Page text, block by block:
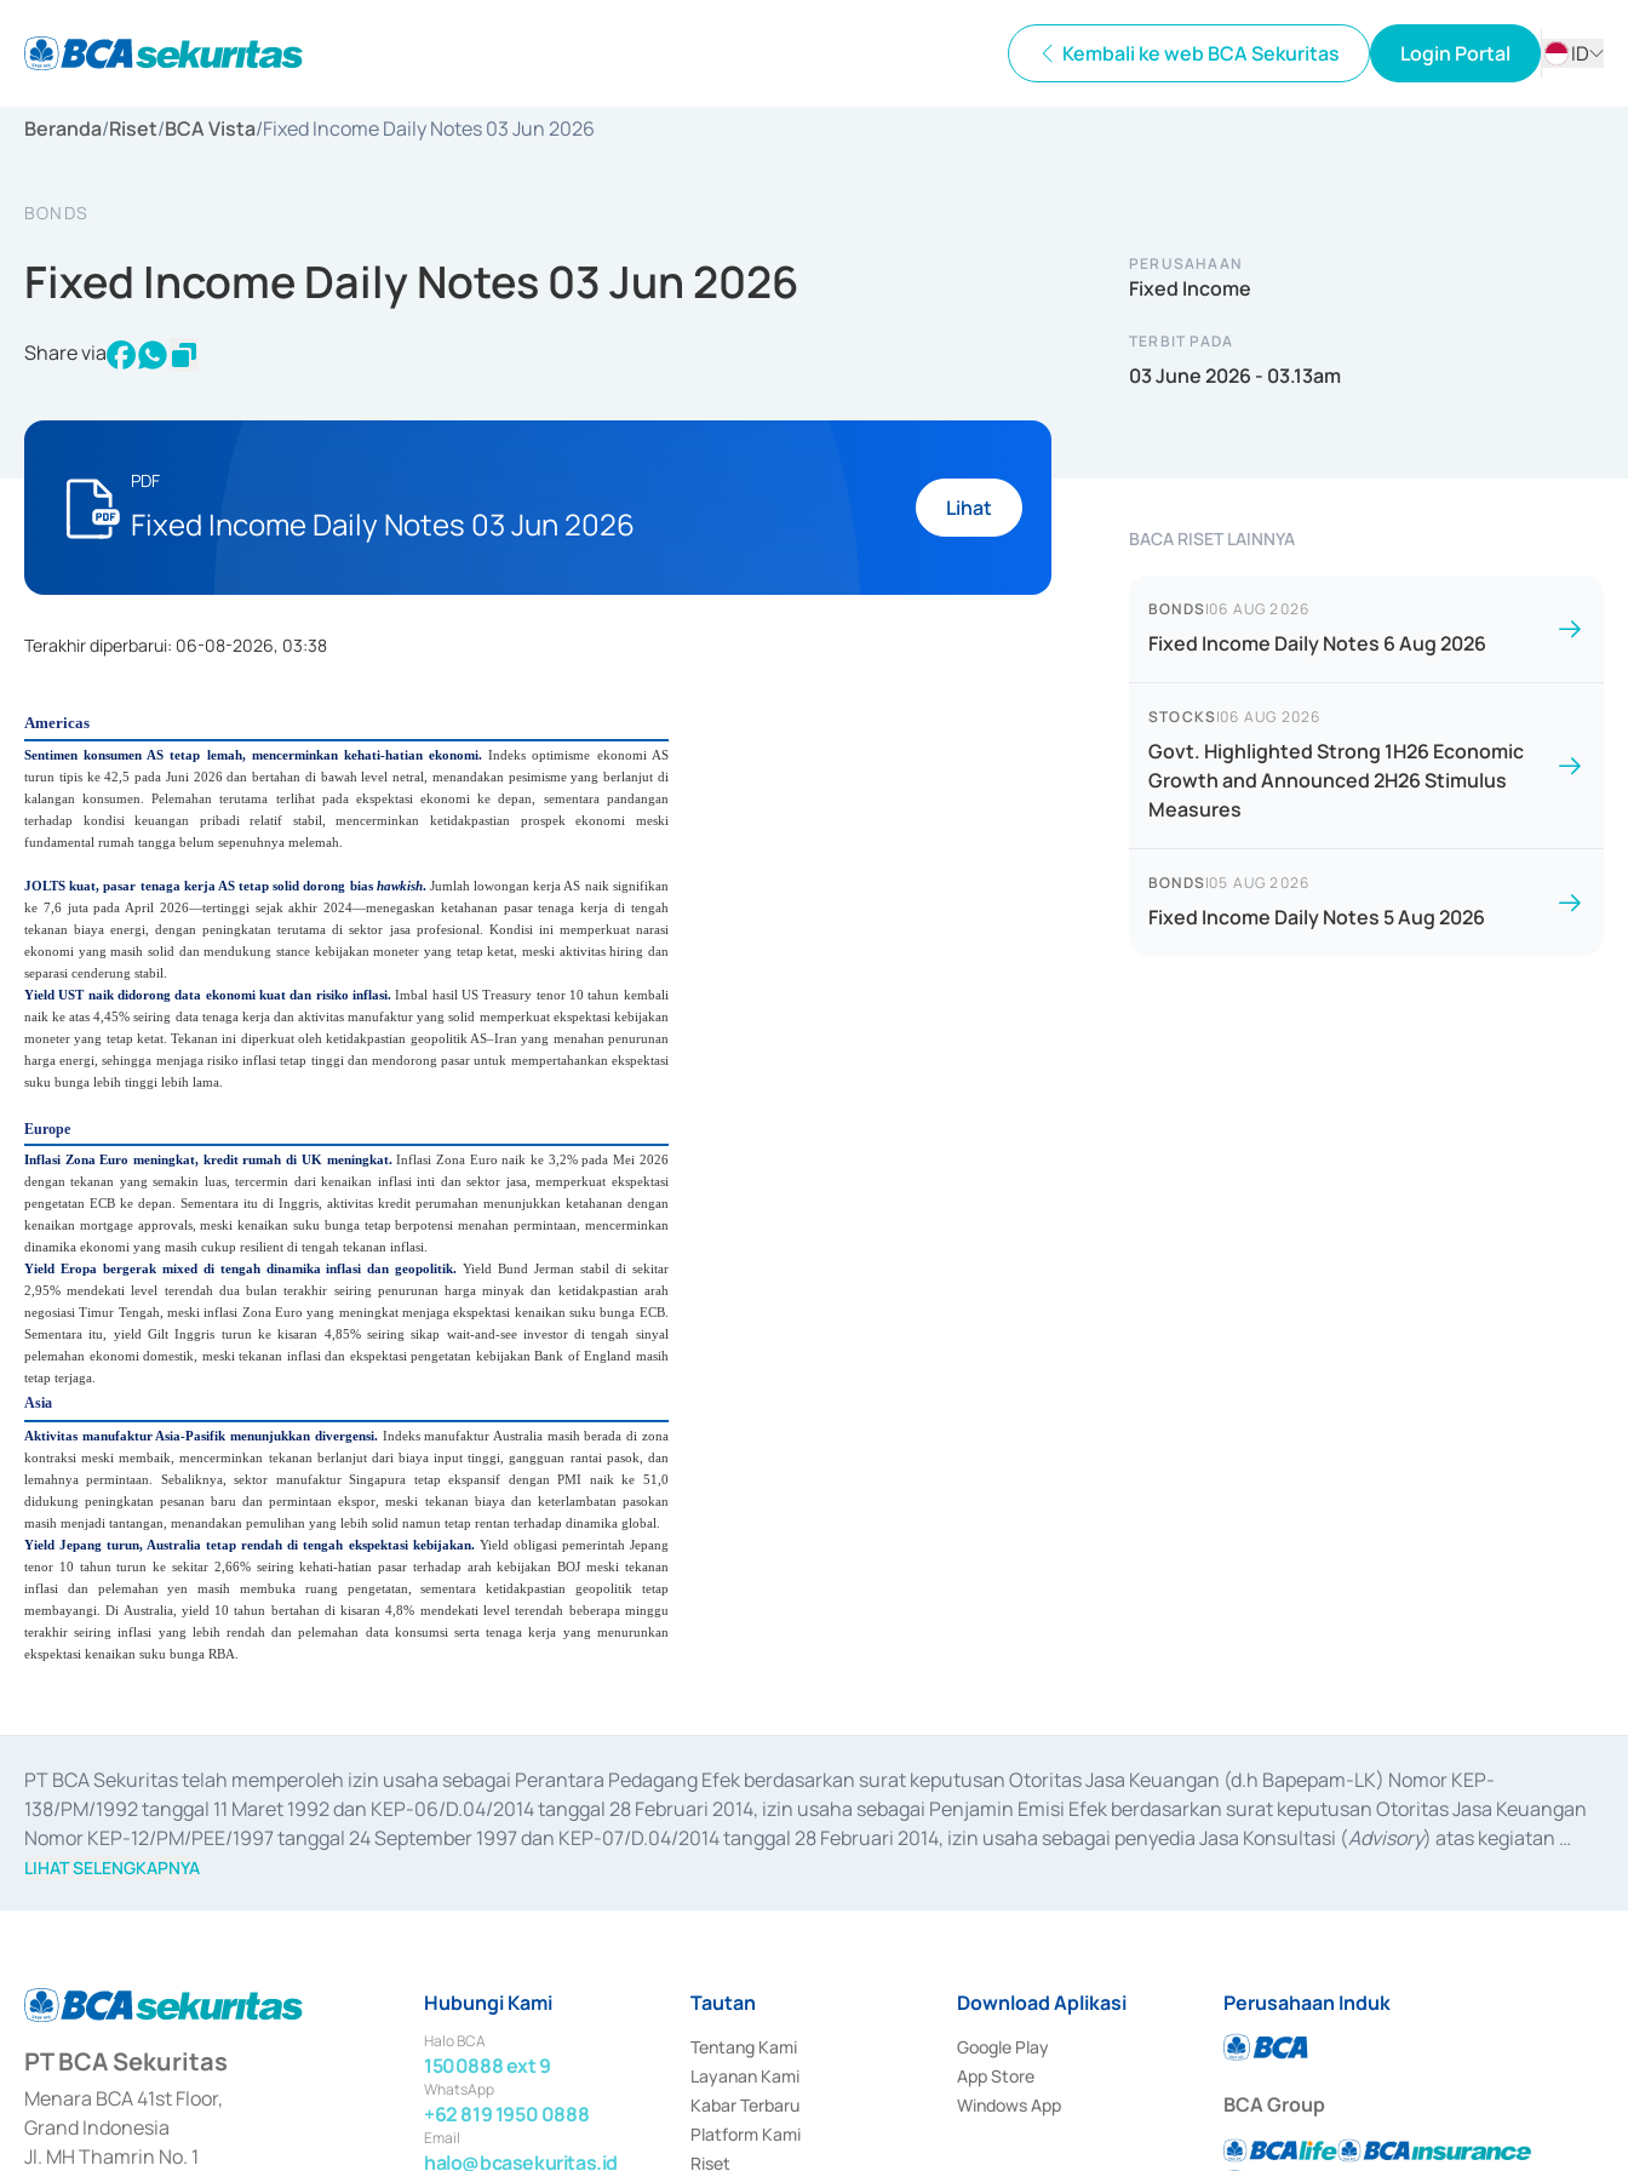
Kembali ke web BCA Sekuritas Login Portal
ID
Beranda/Riset/BCA Vista/Fixed Income Daily Notes 03 Jun 2026
BONDS
Fixed Income Daily Notes 03 Jun 2026
Share via
PDF
Fixed Income Daily Notes 03 Jun 2026 Lihat
PERUSAHAAN
Fixed Income
TERBIT PADA
03 June 2026 - 03.13am
Terakhir diperbarui: 06-08-2026, 03:38
Americas
Sentimen konsumen AS tetap lemah, mencerminkan kehati-hatian ekonomi. Indeks optimisme ekonomi AS
turun tipis ke 42,5 pada Juni 2026 dan bertahan di bawah level netral, menandakan pesimisme yang berlanjut di
kalangan konsumen. Pelemahan terutama terlihat pada ekspektasi ekonomi ke depan, sementara pandangan
terhadap kondisi keuangan pribadi relatif stabil, mencerminkan ketidakpastian prospek ekonomi meski
fundamental rumah tangga belum sepenuhnya melemah.
JOLTS kuat, pasar tenaga kerja AS tetap solid dorong bias hawkish.Jumlah lowongan kerja AS naik signifikan
ke 7,6 juta pada April 2026—tertinggi sejak akhir 2024—menegaskan ketahanan pasar tenaga kerja di tengah
tekanan biaya energi, dengan peningkatan terutama di sektor jasa profesional. Kondisi ini memperkuat narasi
ekonomi yang masih solid dan mendukung stance kebijakan moneter yang tetap ketat, meski aktivitas hiring dan
separasi cenderung stabil.
Yield UST naik didorong data ekonomi kuat dan risiko inflasi. Imbal hasil US Treasury tenor 10 tahun kembali
naik ke atas 4,45% seiring data tenaga kerja dan aktivitas manufaktur yang solid memperkuat ekspektasi kebijakan
moneter yang tetap ketat. Tekanan ini diperkuat oleh ketidakpastian geopolitik AS–Iran yang menahan penurunan
harga energi, sehingga menjaga risiko inflasi tetap tinggi dan mendorong pasar untuk mempertahankan ekspektasi
suku bunga lebih tinggi lebih lama.
Europe
Inflasi Zona Euro meningkat, kredit rumah di UK meningkat.Inflasi Zona Euro naik ke 3,2% pada Mei 2026
dengan tekanan yang semakin luas, tercermin dari kenaikan inflasi inti dan sektor jasa, memperkuat ekspektasi
pengetatan ECB ke depan. Sementara itu di Inggris, aktivitas kredit perumahan menunjukkan ketahanan dengan
kenaikan mortgage approvals, meski kenaikan suku bunga tetap berpotensi menahan permintaan, mencerminkan
dinamika ekonomi yang masih cukup resilient di tengah tekanan inflasi.
Yield Eropa bergerak mixed di tengah dinamika inflasi dan geopolitik. Yield Bund Jerman stabil di sekitar
2,95% mendekati level terendah dua bulan terakhir seiring penurunan harga minyak dan ketidakpastian arah
negosiasi Timur Tengah, meski inflasi Zona Euro yang meningkat menjaga ekspektasi kenaikan suku bunga ECB.
Sementara itu, yield Gilt Inggris turun ke kisaran 4,85% seiring sikap wait-and-see investor di tengah sinyal
pelemahan ekonomi domestik, meski tekanan inflasi dan ekspektasi pengetatan kebijakan Bank of England masih
tetap terjaga.
Asia
Aktivitas manufaktur Asia-Pasifik menunjukkan divergensi.Indeks manufaktur Australia masih berada di zona
kontraksi meski membaik, mencerminkan tekanan berlanjut dari biaya input tinggi, gangguan rantai pasok, dan
lemahnya permintaan. Sebaliknya, sektor manufaktur Singapura tetap ekspansif dengan PMI naik ke 51,0
didukung peningkatan pesanan baru dan permintaan ekspor, meski tekanan biaya dan keterlambatan pasokan
masih menjadi tantangan, menandakan pemulihan yang lebih solid namun tetap rentan terhadap dinamika global.
Yield Jepang turun, Australia tetap rendah di tengah ekspektasi kebijakan.Yield obligasi pemerintah Jepang
tenor 10 tahun turun ke sekitar 2,66% seiring kehati‑hatian pasar terhadap arah kebijakan BOJ meski tekanan
inflasi dan pelemahan yen masih membuka ruang pengetatan, sementara ketidakpastian geopolitik tetap
membayangi. Di Australia, yield 10 tahun bertahan di kisaran 4,8% mendekati level terendah beberapa minggu
terakhir seiring inflasi yang lebih rendah dan pelemahan data konsumsi serta tenaga kerja yang menurunkan
ekspektasi kenaikan suku bunga RBA.
BACA RISET LAINNYA
BONDS|06 AUG 2026
Fixed Income Daily Notes 6 Aug 2026
STOCKS|06 AUG 2026
Govt. Highlighted Strong 1H26 Economic
Growth and Announced 2H26 Stimulus
Measures
BONDS|05 AUG 2026
Fixed Income Daily Notes 5 Aug 2026
PT BCA Sekuritas telah memperoleh izin usaha sebagai Perantara Pedagang Efek berdasarkan surat keputusan Otoritas Jasa Keuangan (d.h Bapepam-LK) Nomor KEP-
138/PM/1992 tanggal 11 Maret 1992 dan KEP-06/D.04/2014 tanggal 28 Februari 2014, izin usaha sebagai Penjamin Emisi Efek berdasarkan surat keputusan Otoritas Jasa Keuangan
Nomor KEP-12/PM/PEE/1997 tanggal 24 September 1997 dan KEP-07/D.04/2014 tanggal 28 Februari 2014, izin usaha sebagai penyedia Jasa Konsultasi (Advisory) atas kegiatan
merger, akuisisi, divestasi, dan
LIHAT SELENGKAPNYA
PT BCA Sekuritas
Menara BCA 41st Floor,
Grand Indonesia
Jl. MH Thamrin No. 1
Hubungi Kami
Halo BCA
1500888 ext 9
WhatsApp
+62 819 1950 0888
Email
halo@bcasekuritas.id
Tautan
Tentang Kami
Layanan Kami
Kabar Terbaru
Platform Kami
Riset
Download Aplikasi
Google Play
App Store
Windows App
Perusahaan Induk
BCA Group